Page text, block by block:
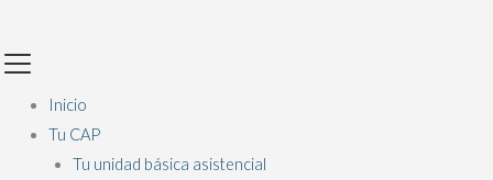
contenido
Inicio
Tu CAP
Tu unidad básica asistencial